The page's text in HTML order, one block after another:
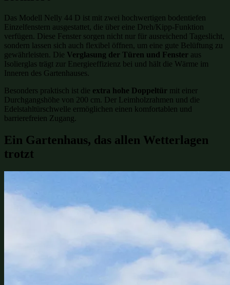
Das Modell Nelly 44 D ist mit zwei hochwertigen bodentiefen
Einzelfenstern ausgestattet, die über eine Dreh/Kipp-Funktion
verfügen. Diese Fenster sorgen nicht nur für ausreichend Tageslicht,
sondern lassen sich auch flexibel öffnen, um eine gute Belüftung zu
gewährleisten. Die Verglasung der Türen und Fenster aus
Isolierglas trägt zur Energieeffizienz bei und hält die Wärme im
Inneren des Gartenhauses.
Besonders praktisch ist die extra hohe Doppeltür mit einer
Durchgangshöhe von 200 cm. Der Leimholzrahmen und die
Edelstahltürschwelle ermöglichen einen komfortablen und
barrierefreien Zugang.
Ein Gartenhaus, das allen Wetterlagen
trotzt